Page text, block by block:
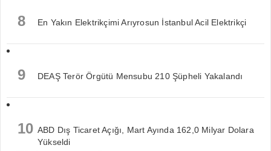
8 En Yakın Elektrikçimi Arıyrosun İstanbul Acil Elektrikçi
9 DEAŞ Terör Örgütü Mensubu 210 Şüpheli Yakalandı
10 ABD Dış Ticaret Açığı, Mart Ayında 162,0 Milyar Dolara
Yükseldi